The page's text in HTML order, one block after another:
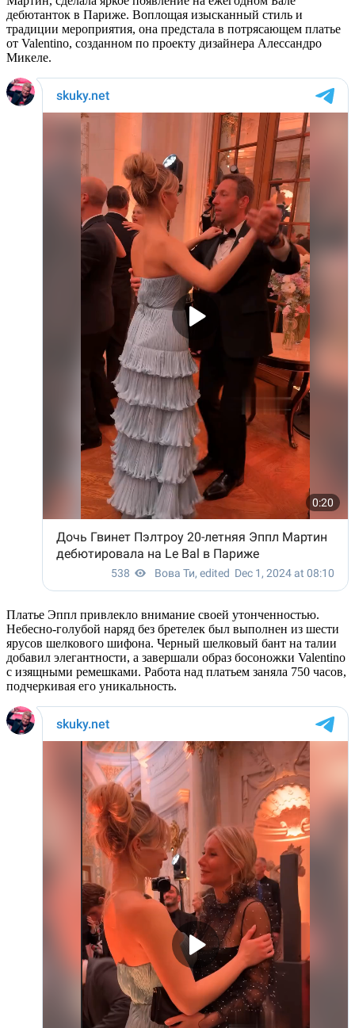
дебютанток в Париже. Воплощая изысканный стиль и
традиции мероприятия, она предстала в потрясающем платье
от Valentino, созданном по проекту дизайнера Алессандро
Микеле.
Платье Эппл привлекло внимание своей утонченностью.
Небесно-голубой наряд без бретелек был выполнен из шести
ярусов шелкового шифона. Черный шелковый бант на талии
добавил элегантности, а завершали образ босоножки Valentino
с изящными ремешками. Работа над платьем заняла 750 часов,
подчеркивая его уникальность.